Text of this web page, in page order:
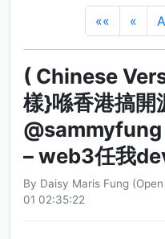
«« «
( Chinese
樣}喺香港搞開
– web3任我
By Daisy Maris Fung
01 02:35:22